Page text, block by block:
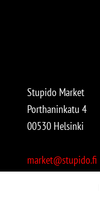
Stupido Market
Porthaninkatu 4
00530 Helsinki
market@stupido.fi